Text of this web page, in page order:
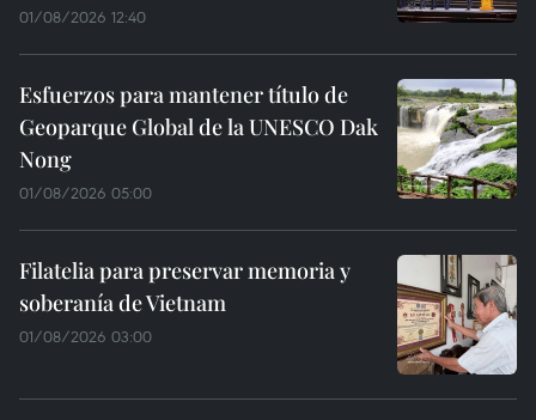
01/08/2026 12:40
Esfuerzos para mantener título de
Geoparque Global de la UNESCO Dak
Nong
01/08/2026 05:00
Filatelia para preservar memoria y
soberanía de Vietnam
01/08/2026 03:00